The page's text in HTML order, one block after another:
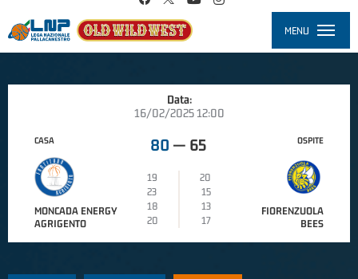
MENU
Data:
16/02/2025 12:00
CASA
MONCADA ENERGY
AGRIGENTO
80 — 65
19
20
23
15
18
13
20
17
OSPITE
FIORENZUOLA
BEES